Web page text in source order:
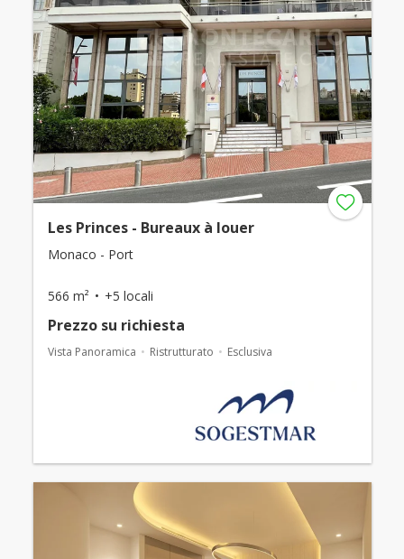
Les Princes - Bureaux à louer
Monaco - Port
566 m² +5 locali
Prezzo su richiesta
Vista Panoramica Ristrutturato Esclusiva